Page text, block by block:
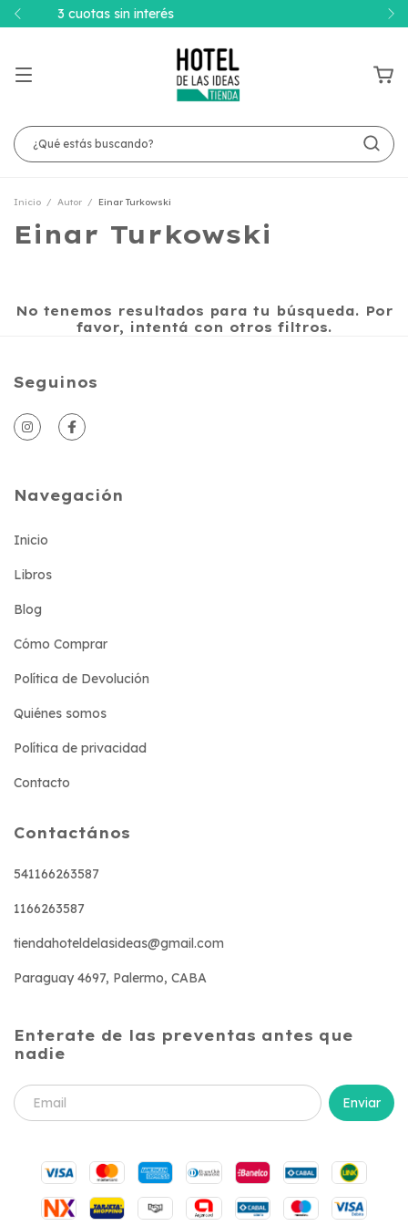
Inicio / Autor / Einar Turkowski
Einar Turkowski
No tenemos resultados para tu búsqueda. Por
favor, intentá con otros filtros.
Seguinos
Navegación
Inicio
Libros
Blog
Cómo Comprar
Política de Devolución
Quiénes somos
Política de privacidad
Contacto
Contactános
541166263587
1166263587
tiendahoteldelasideas@gmail.com
Paraguay 4697, Palermo, CABA
Enterate de las preventas antes que
nadie